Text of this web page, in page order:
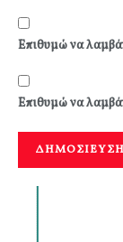
Επιθυμώ να
Επιθυμώ να